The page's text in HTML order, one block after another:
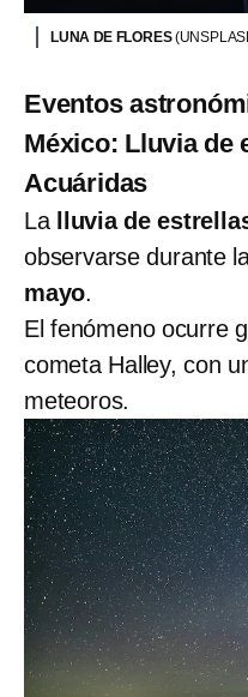
LUNA DE FLORES
Eventos
México: Lluvia de
Acuáridas
La lluvia de
observarse durante
mayo.
El fenómeno ocurre
cometa Halley, con
meteoros.